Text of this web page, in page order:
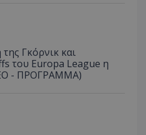
Γκόρνικ και
του Europa League η
- ΠΡΟΓΡΑΜΜΑ)